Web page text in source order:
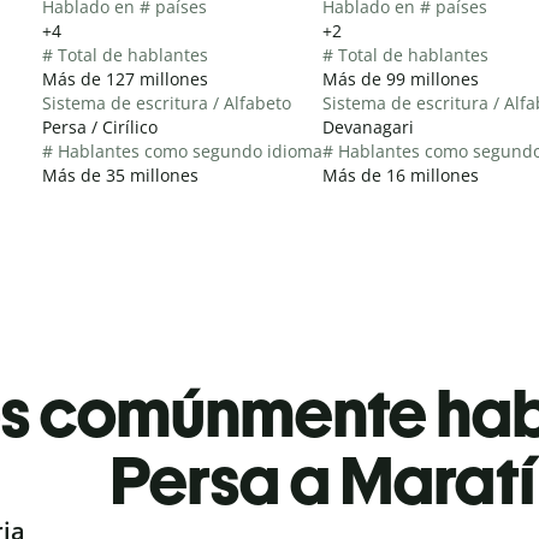
Hablado en # países
+4
# Total de hablantes
Más de 127 millones
Sistema de escritura / Alfabeto
Persa / Cirílico
# Hablantes como segundo idioma
Más de 35 millones
Hablado en # países
+2
# Total de hablantes
Más de 99 millones
Sistema de escritura /
Devanagari
# Hablantes como
Más de 16 millones
comúnmente
Persa a Maratí